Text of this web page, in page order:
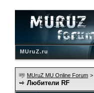
MUruZ.ru
MUruZ MU Online Forum >
Любители RF